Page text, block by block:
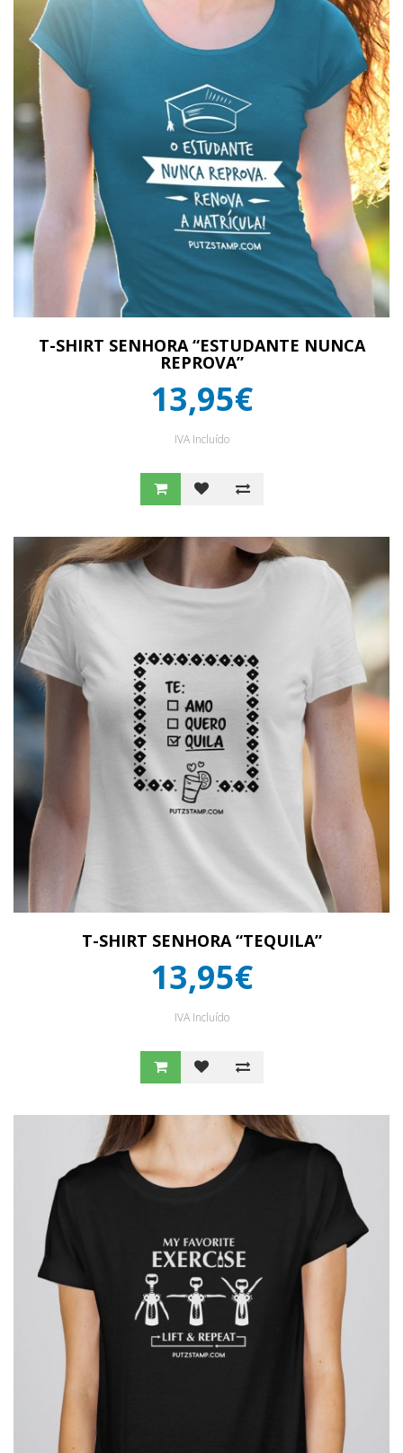
T-SHIRT SENHORA “ESTUDANTE NUNCA
REPROVA”
13,95€
IVA Incluído
T-SHIRT SENHORA “TEQUILA”
13,95€
IVA Incluído